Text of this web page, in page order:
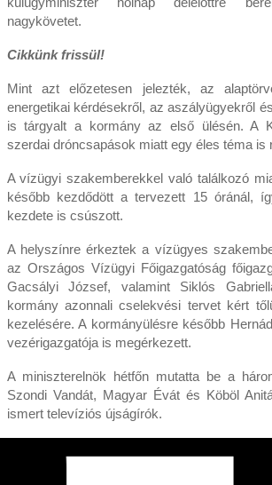
nagykövetet.
Cikkünk frissül!
Mint azt előzetesen jelezték, az
energetikai kérdésekről, az aszályügyekről
is tárgyalt a kormány az első ülésén. A
szerdai dróncsapások miatt egy éles téma is
A vízügyi szakemberekkel való találkozó
később kezdődött a tervezett 15 óránál,
kezdete is csúszott.
A helyszínre érkeztek a vízügyes
az Országos Vízügyi Főigazgatóság
Gacsályi József, valamint Siklós
kormány azonnali cselekvési tervet kért
kezelésére. A kormányülésre később
vezérigazgatója is megérkezett.
A miniszterelnök hétfőn mutatta be a
Szondi Vandát, Magyar Évát és Köböl
ismert televíziós újságírók.